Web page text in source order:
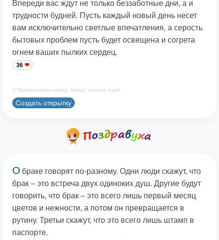
Впереди вас ждут не только беззаботные дни, а и
трудности будней. Пусть каждый новый день несет
вам исключительно светлые впечатления, а серость
бытовых проблем пусть будет освещена и согрета
огнем ваших пылких сердец.
36
© Принадлежит сайту. Автор: Костен КавА
Создать открытку
О браке говорят по-разному. Одни люди скажут, что
брак – это встреча двух одиноких душ. Другие будут
говорить, что брак – это всего лишь первый месяц
цветов и нежности, а потом он превращается в
рутину. Третьи скажут, что это всего лишь штамп в
паспорте.